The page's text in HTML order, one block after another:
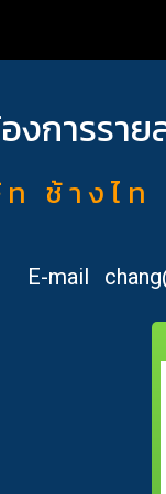
งการราย
ท ช้ า ง ไ ท
E-mail